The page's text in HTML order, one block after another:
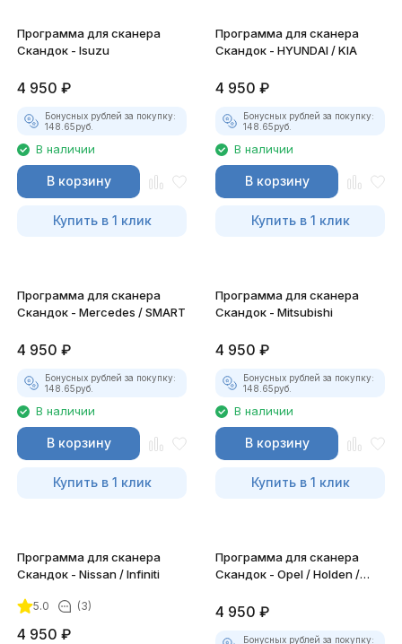
Программа для сканера
Скандок - Isuzu
4 950 ₽
Бонусных рублей за покупку:
148.65руб.
В наличии
В корзину
Купить в 1 клик
Программа для сканера
Скандок - HYUNDAI / KIA
4 950 ₽
Бонусных рублей за покупку:
148.65руб.
В наличии
В корзину
Купить в 1 клик
Программа для сканера
Скандок - Mercedes / SMART
4 950 ₽
Бонусных рублей за покупку:
148.65руб.
В наличии
В корзину
Купить в 1 клик
Программа для сканера
Скандок - Mitsubishi
4 950 ₽
Бонусных рублей за покупку:
148.65руб.
В наличии
В корзину
Купить в 1 клик
Программа для сканера
Скандок - Nissan / Infiniti
5.0 (3)
4 950 ₽
Программа для сканера
Скандок - Opel / Holden /
4 950 ₽
Бонусных рублей за покупку: